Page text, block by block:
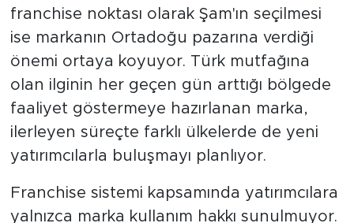
franchise noktası olarak Şam'ın seçilmesi
ise markanın Ortadoğu pazarına verdiği
önemi ortaya koyuyor. Türk mutfağına
olan ilginin her geçen gün arttığı bölgede
faaliyet göstermeye hazırlanan marka,
ilerleyen süreçte farklı ülkelerde de yeni
yatırımcılarla buluşmayı planlıyor.
Franchise sistemi kapsamında yatırımcılara
yalnızca marka kullanım hakkı sunulmuyor.